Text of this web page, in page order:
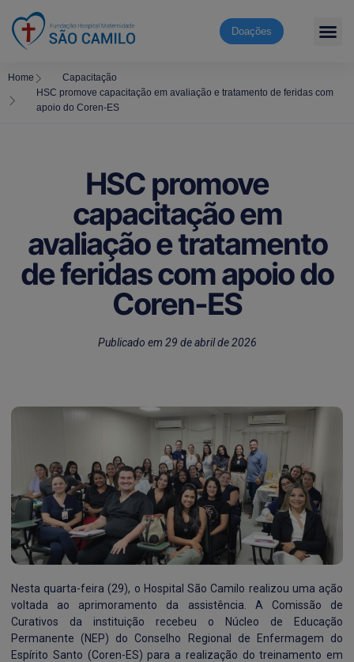
Doações
Home
Capacitação
HSC promove capacitação em avaliação e tratamento de feridas com
apoio do Coren-ES
HSC promove
capacitação em
avaliação e tratamento
de feridas com apoio do
Coren-ES
Publicado em 29 de abril de 2026
Nesta quarta-feira (29), o Hospital São Camilo realizou uma ação
voltada ao aprimoramento da assistência. A Comissão de
Curativos da instituição recebeu o Núcleo de Educação
Permanente (NEP) do Conselho Regional de Enfermagem do
Espírito Santo (Coren-ES) para a realização do treinamento em